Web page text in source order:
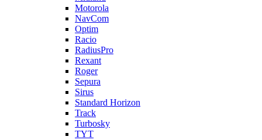
Motorola
NavCom
Optim
Racio
RadiusPro
Rexant
Roger
Sepura
Sirus
Standard Horizon
Track
Turbosky
TYT